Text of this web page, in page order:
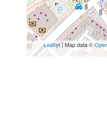
Leaflet| Map data ©